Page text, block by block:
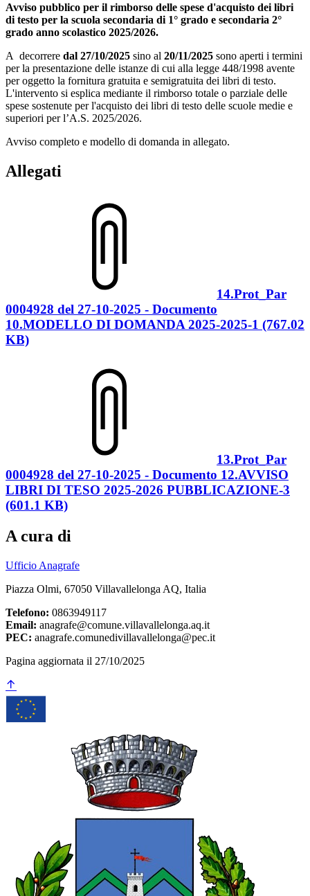
Avviso pubblico per il rimborso delle spese d'acquisto dei libri
di testo per la scuola secondaria di 1° grado e secondaria 2°
grado anno scolastico 2025/2026.
A decorrere dal 27/10/2025 sino al 20/11/2025 sono aperti i termini
per la presentazione delle istanze di cui alla legge 448/1998 avente
per oggetto la fornitura gratuita e semigratuita dei libri di testo.
L'intervento si esplica mediante il rimborso totale o parziale delle
spese sostenute per l'acquisto dei libri di testo delle scuole medie e
superiori per l’A.S. 2025/2026.
Avviso completo e modello di domanda in allegato.
Allegati
14.Prot_Par
0004928 del 27-10-2025 - Documento
10.MODELLO DI DOMANDA 2025-2025-1 (767.02
KB)
13.Prot_Par
0004928 del 27-10-2025 - Documento 12.AVVISO
LIBRI DI TESO 2025-2026 PUBBLICAZIONE-3
(601.1 KB)
A cura di
Ufficio Anagrafe
Piazza Olmi, 67050 Villavallelonga AQ, Italia
Telefono: 0863949117
Email: anagrafe@comune.villavallelonga.aq.it
PEC: anagrafe.comunedivillavallelonga@pec.it
Pagina aggiornata il 27/10/2025